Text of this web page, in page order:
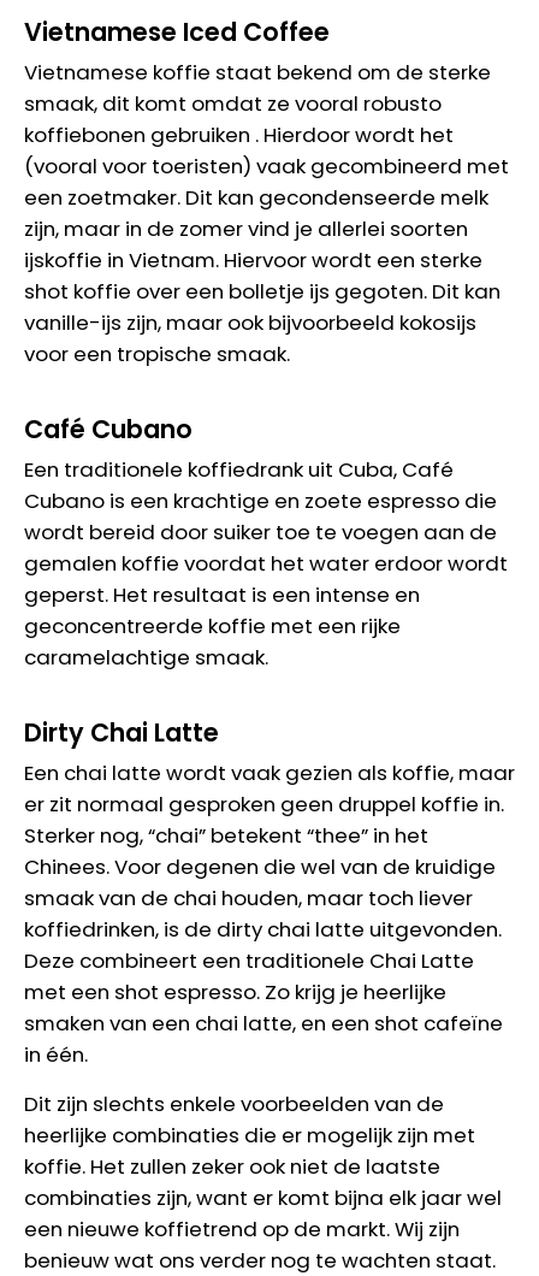
Vietnamese Iced Coffee
Vietnamese koffie staat bekend om de sterke
smaak, dit komt omdat ze vooral robusto
koffiebonen gebruiken . Hierdoor wordt het
(vooral voor toeristen) vaak gecombineerd met
een zoetmaker. Dit kan gecondenseerde melk
zijn, maar in de zomer vind je allerlei soorten
ijskoffie in Vietnam. Hiervoor wordt een sterke
shot koffie over een bolletje ijs gegoten. Dit kan
vanille-ijs zijn, maar ook bijvoorbeeld kokosijs
voor een tropische smaak.
Café Cubano
Een traditionele koffiedrank uit Cuba, Café
Cubano is een krachtige en zoete espresso die
wordt bereid door suiker toe te voegen aan de
gemalen koffie voordat het water erdoor wordt
geperst. Het resultaat is een intense en
geconcentreerde koffie met een rijke
caramelachtige smaak.
Dirty Chai Latte
Een chai latte wordt vaak gezien als koffie, maar
er zit normaal gesproken geen druppel koffie in.
Sterker nog, “chai” betekent “thee” in het
Chinees. Voor degenen die wel van de kruidige
smaak van de chai houden, maar toch liever
koffiedrinken, is de dirty chai latte uitgevonden.
Deze combineert een traditionele Chai Latte
met een shot espresso. Zo krijg je heerlijke
smaken van een chai latte, en een shot cafeïne
in één.
Dit zijn slechts enkele voorbeelden van de
heerlijke combinaties die er mogelijk zijn met
koffie. Het zullen zeker ook niet de laatste
combinaties zijn, want er komt bijna elk jaar wel
een nieuwe koffietrend op de markt. Wij zijn
benieuw wat ons verder nog te wachten staat.